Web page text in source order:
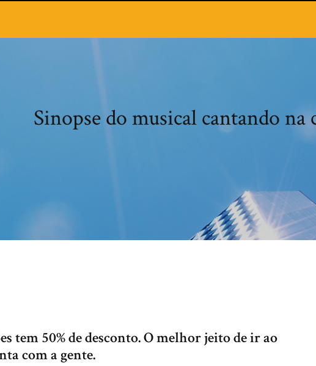
Sinopse do musical cantando na
tem 50% de desconto. O melhor jeito de ir ao
com a gente.